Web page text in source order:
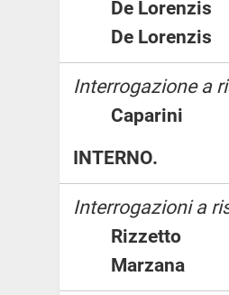
De
De
Interrogazione a
Caparini
INTERNO.
Interrogazioni a
Rizzetto
Marzana